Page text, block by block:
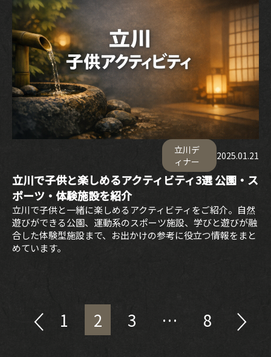
立川デ
ィナー
2025.01.21
立川で子供と楽しめるアクティビティ3選 公園・ス
ポーツ・体験施設を紹介
立川で子供と一緒に楽しめるアクティビティをご紹介。自然
遊びができる公園、運動系のスポーツ施設、学びと遊びが融
合した体験型施設まで、お出かけの参考に役立つ情報をまと
めています。
1 2 3 … 8